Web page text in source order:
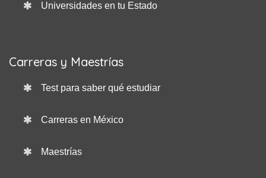
Universidades en tu Estado
Carreras y Maestrías
Test para saber qué estudiar
Carreras en México
Maestrías